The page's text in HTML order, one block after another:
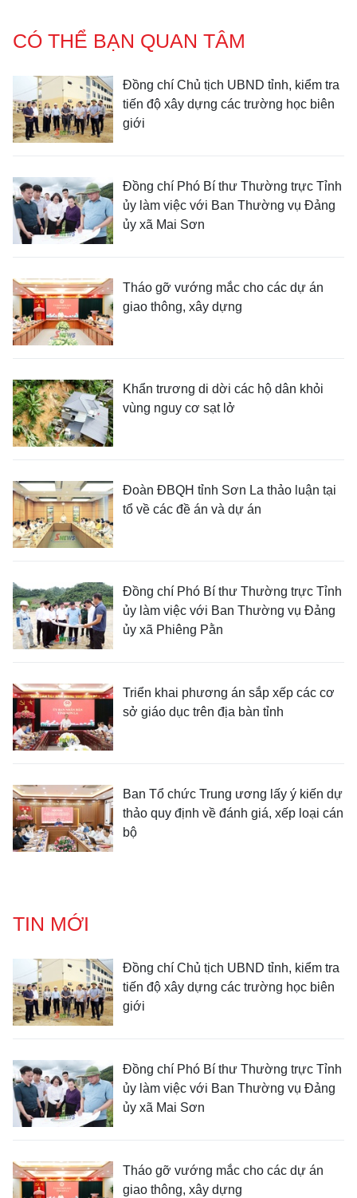
CÓ THỂ BẠN QUAN TÂM
Đồng chí Chủ tịch UBND tỉnh, kiểm tra
tiến độ xây dựng các trường học biên
giới
Đồng chí Phó Bí thư Thường trực Tỉnh
ủy làm việc với Ban Thường vụ Đảng
ủy xã Mai Sơn
Tháo gỡ vướng mắc cho các dự án
giao thông, xây dựng
Khẩn trương di dời các hộ dân khỏi
vùng nguy cơ sạt lở
Đoàn ĐBQH tỉnh Sơn La thảo luận tại
tổ về các đề án và dự án
Đồng chí Phó Bí thư Thường trực Tỉnh
ủy làm việc với Ban Thường vụ Đảng
ủy xã Phiêng Pằn
Triển khai phương án sắp xếp các cơ
sở giáo dục trên địa bàn tỉnh
Ban Tổ chức Trung ương lấy ý kiến dự
thảo quy định về đánh giá, xếp loại cán
bộ
TIN MỚI
Đồng chí Chủ tịch UBND tỉnh, kiểm tra
tiến độ xây dựng các trường học biên
giới
Đồng chí Phó Bí thư Thường trực Tỉnh
ủy làm việc với Ban Thường vụ Đảng
ủy xã Mai Sơn
Tháo gỡ vướng mắc cho các dự án
giao thông, xây dựng